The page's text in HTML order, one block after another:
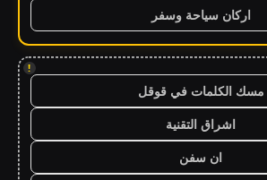
اركان سياحة وسفر
!
مسك الكلمات في قوقل
اشراق التقنية
ان سفن